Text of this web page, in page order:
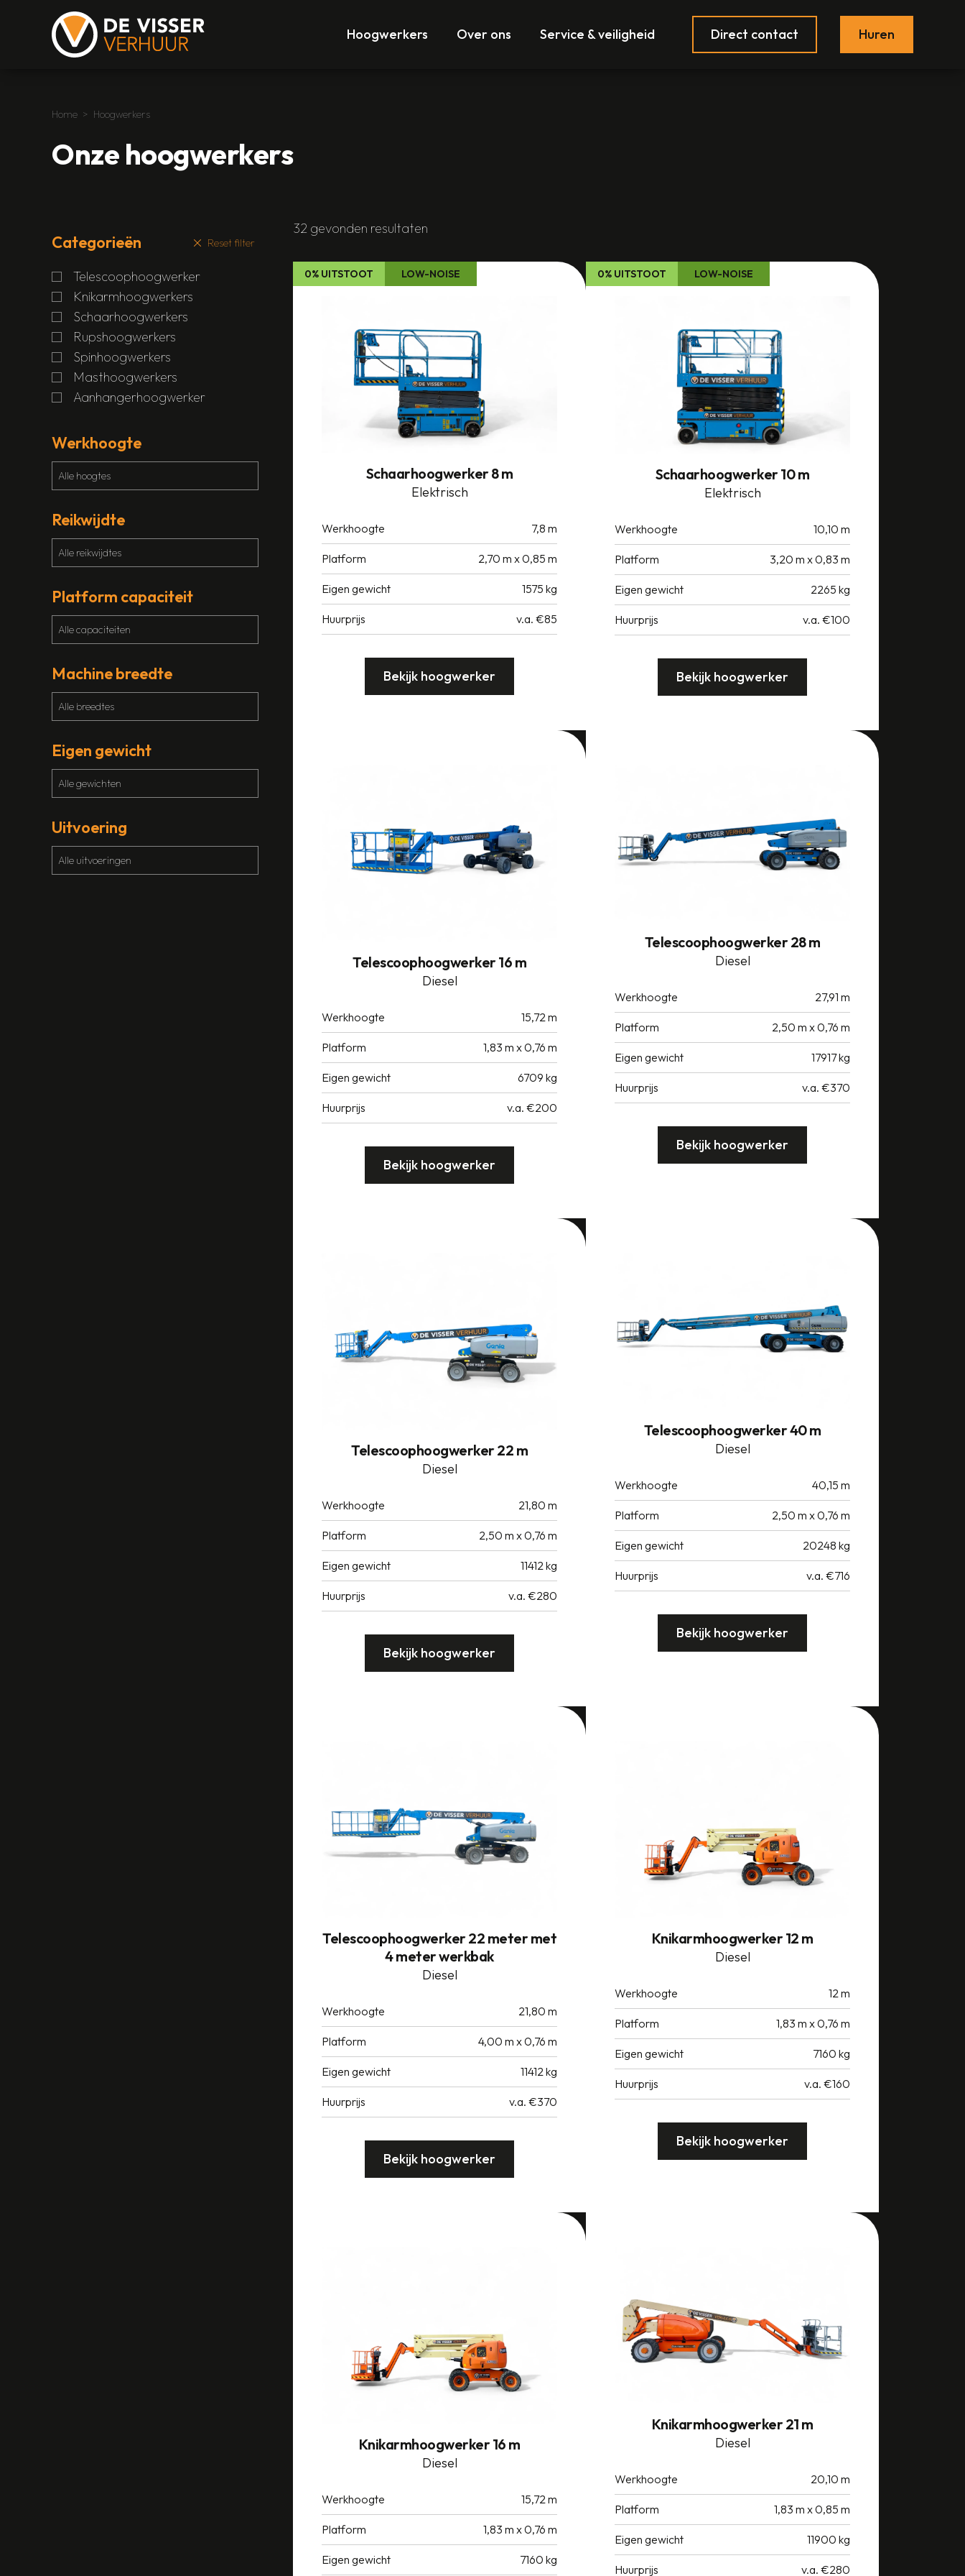
Hoogwerkers Over ons Service & veiligheid Direct contact Huren
Home Hoogwerkers
Onze hoogwerkers
Categorieën Reset filter
Telescoophoogwerker
Knikarmhoogwerkers
Schaarhoogwerkers
Rupshoogwerkers
Spinhoogwerkers
Masthoogwerkers
Aanhangerhoogwerker
Werkhoogte
Reikwijdte
Platform capaciteit
Machine breedte
Eigen gewicht
Uitvoering
32 gevonden resultaten
0% UITSTOOT LOW-NOISE
Schaarhoogwerker 8 m
Elektrisch
Werkhoogte 7,8 m
Platform 2,70 m x 0,85 m
Eigen gewicht 1575 kg
Huurprijs v.a. €85
Bekijk hoogwerker
0% UITSTOOT LOW-NOISE
Schaarhoogwerker 10 m
Elektrisch
Werkhoogte 10,10 m
Platform 3,20 m x 0,83 m
Eigen gewicht 2265 kg
Huurprijs v.a. €100
Bekijk hoogwerker
Telescoophoogwerker 16 m
Diesel
Werkhoogte 15,72 m
Platform 1,83 m x 0,76 m
Eigen gewicht 6709 kg
Huurprijs v.a. €200
Bekijk hoogwerker
Telescoophoogwerker 28 m
Diesel
Werkhoogte 27,91 m
Platform 2,50 m x 0,76 m
Eigen gewicht 17917 kg
Huurprijs v.a. €370
Bekijk hoogwerker
Telescoophoogwerker 22 m
Diesel
Werkhoogte 21,80 m
Platform 2,50 m x 0,76 m
Eigen gewicht 11412 kg
Huurprijs v.a. €280
Bekijk hoogwerker
Telescoophoogwerker 40 m
Diesel
Werkhoogte 40,15 m
Platform 2,50 m x 0,76 m
Eigen gewicht 20248 kg
Huurprijs v.a. €716
Bekijk hoogwerker
Telescoophoogwerker 22 meter met
4 meter werkbak
Diesel
Werkhoogte 21,80 m
Platform 4,00 m x 0,76 m
Eigen gewicht 11412 kg
Huurprijs v.a. €370
Bekijk hoogwerker
Knikarmhoogwerker 12 m
Diesel
Werkhoogte 12 m
Platform 1,83 m x 0,76 m
Eigen gewicht 7160 kg
Huurprijs v.a. €160
Bekijk hoogwerker
Knikarmhoogwerker 16 m
Diesel
Werkhoogte 15,72 m
Platform 1,83 m x 0,76 m
Eigen gewicht 7160 kg
Knikarmhoogwerker 21 m
Diesel
Werkhoogte 20,10 m
Platform 1,83 m x 0,85 m
Eigen gewicht 11900 kg
Huurprijs v.a. €280